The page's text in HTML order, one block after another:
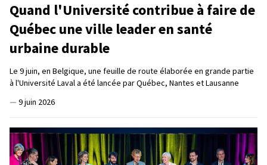
Quand l'Université contribue à faire de
Québec une ville leader en santé
urbaine durable
Le 9 juin, en Belgique, une feuille de route élaborée en grande partie
à l'Université Laval a été lancée par Québec, Nantes et Lausanne
— 9 juin 2026